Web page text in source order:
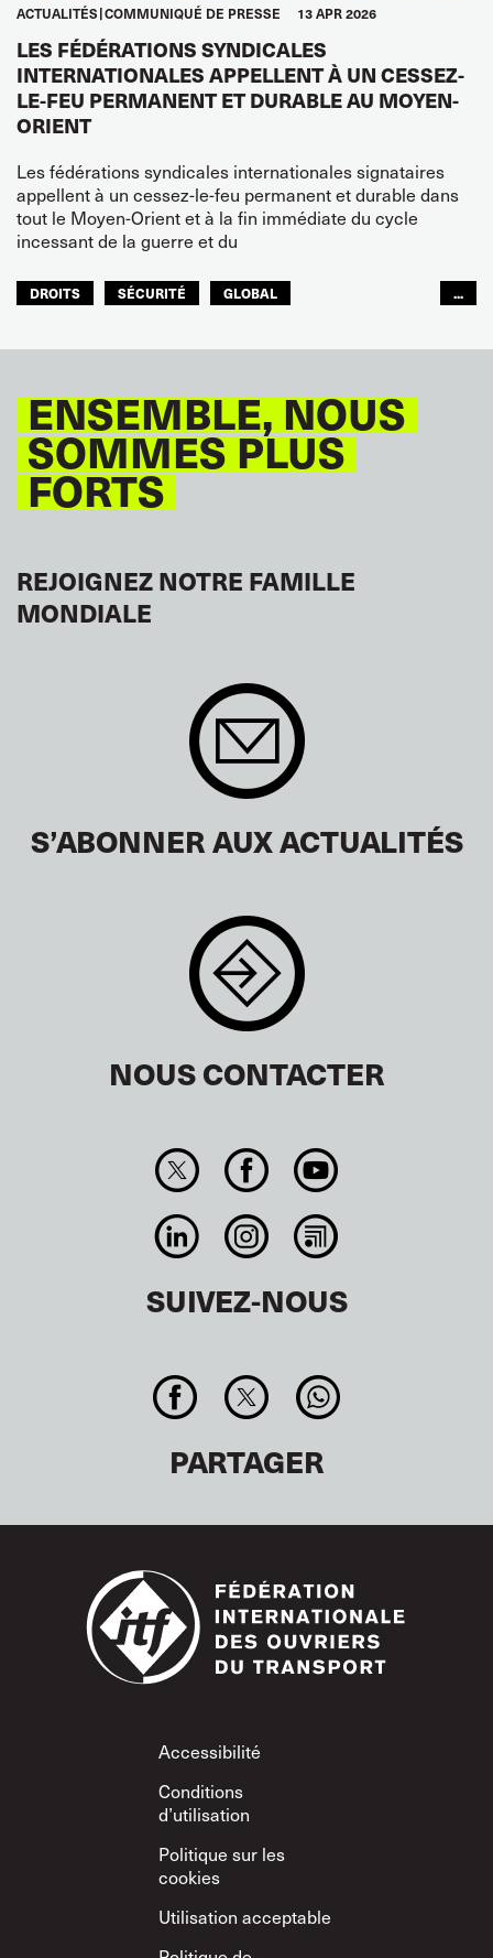
ACTUALITÉS COMMUNIQUÉ DE PRESSE 13 APR 2026
LES FÉDÉRATIONS SYNDICALES
INTERNATIONALES APPELLENT À UN CESSEZ-
LE-FEU PERMANENT ET DURABLE AU MOYEN-
ORIENT
Les fédérations syndicales internationales signataires
appellent à un cessez-le-feu permanent et durable dans
tout le Moyen-Orient et à la fin immédiate du cycle
incessant de la guerre et du
DROITS SÉCURITÉ
GLOBAL
...
ENSEMBLE, NOUS
SOMMES PLUS
FORTS
REJOIGNEZ NOTRE FAMILLE
MONDIALE
S’ABONNER AUX ACTUALITÉS
NOUS CONTACTER
SUIVEZ-NOUS
PARTAGER
Footer
Accessibilité
Conditions
d’utilisation
Politique sur les
cookies
Utilisation acceptable